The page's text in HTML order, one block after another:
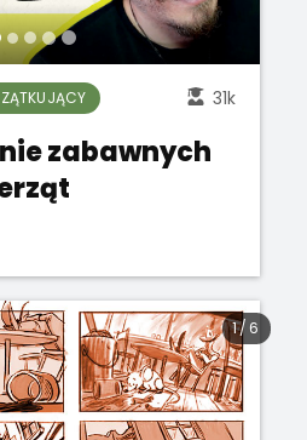
31k
zabawnych
1/ 6